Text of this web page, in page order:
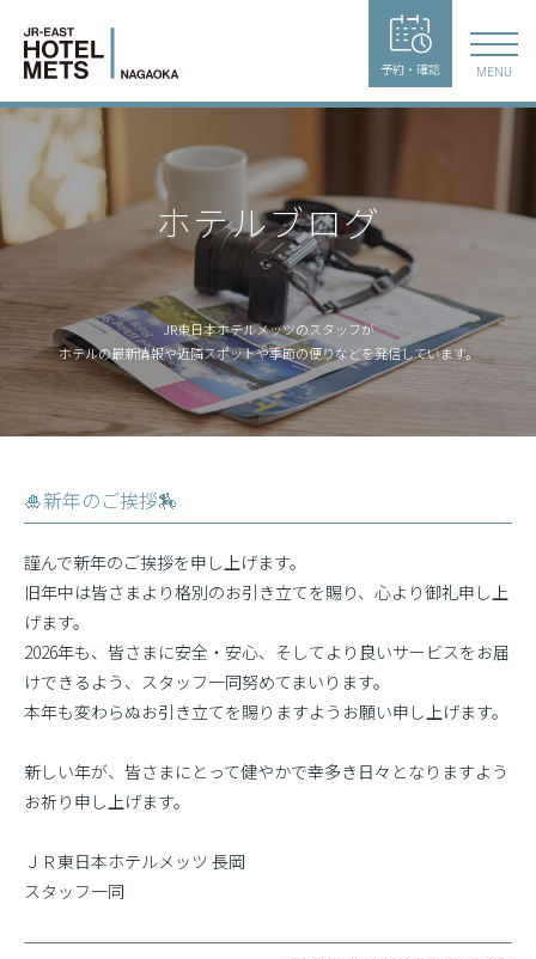
予約・確認 MENU
ホテルブログ
JR東日本ホテルメッツのスタッフが
ホテルの最新情報や近隣スポットや季節の便りなどを発信しています。
🎍新年のご挨拶🏇
謹んで新年のご挨拶を申し上げます。
旧年中は皆さまより格別のお引き立てを賜り、心より御礼申し上
げます。
2026年も、皆さまに安全・安心、そしてより良いサービスをお届
けできるよう、スタッフ一同努めてまいります。
本年も変わらぬお引き立てを賜りますようお願い申し上げます。
新しい年が、皆さまにとって健やかで幸多き日々となりますよう
お祈り申し上げます。
ＪＲ東日本ホテルメッツ 長岡
スタッフ一同